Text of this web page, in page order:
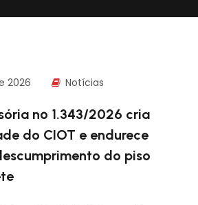
2026 Notícias
nº 1.343/2026 cria
do CIOT e endurece
do piso